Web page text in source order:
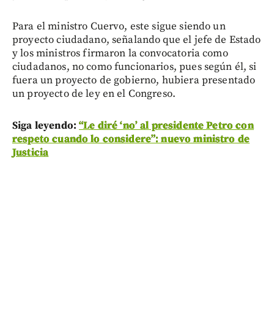
Para el ministro Cuervo, este sigue siendo un
proyecto ciudadano, señalando que el jefe de Estado
y los ministros firmaron la convocatoria como
ciudadanos, no como funcionarios, pues según él, si
fuera un proyecto de gobierno, hubiera presentado
un proyecto de ley en el Congreso.
Siga leyendo:“Le diré ‘no’ al presidente Petro con
respeto cuando lo considere”: nuevo ministro de
Justicia